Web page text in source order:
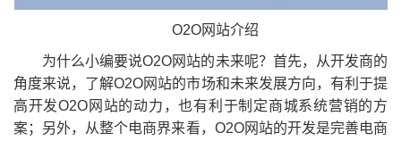
O2O网站介绍
为什么小编要说O2O网站的未来呢？首先，从开发商的
角度来说，了解O2O网站的市场和未来发展方向，有利于提
高开发O2O网站的动力，也有利于制定商城系统营销的方
案；另外，从整个电商界来看，O2O网站的开发是完善电商